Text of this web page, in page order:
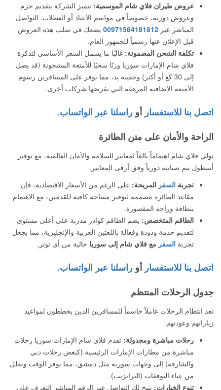
عروض طيران فلاي شام الموسمية: تتميز الشركة بتقديم حزم
وعروض دورية، خصوصاً في مواسم الأعياد أو العطلات. التواصل
المباشر عبر 00971564181812 يضعك في صلب هذه العروض
قبل الإعلان عنها رسمياً للجمهور العام.
تكلفة الشحن المضمونة: غالبًا ما يشمل السعر الأساسي لتذكرة
فلاي شام الإمارات سوريا وزنًا سخيًا للأمتعة المشحونة (قد يصل
إلى 30 كغ أو أكثر) وحقيبة يد، مما يوفر على المسافرين رسوم
الأمتعة الإضافية المرهقة التي تفرضها شركات أخرى.
اتصل بنا للاستفسار أو راسلنا عبر الواتساب.
الراحة والأمان على متن الطائرة
تولي فلاي شام اهتماماً بالغاً لمعايير السلامة والأمان العالمية، مع توفير
أسطول يتم صيانته دورياً وفق أرقى المعايير.
تجربة السفر المريحة: على الرغم من الأسعار الاقتصادية، فإن
مقاعد الطائرة مصممة لتوفير مساحة كافية للقدمين، مع الاهتمام
بنظافة وراحة المقصورة.
الطاقم المتخصص: يضم الطاقم كوادر مدربة على أعلى مستوى
لتقديم خدمة ودودة وفعالة باللغتين العربية والإنجليزية، مما يجعل
تجربة السفر مع فلاي شام إلى سوريا خالية من أي توتر.
اتصل بنا للاستفسار أو راسلنا عبر الواتساب.
جدول الرحلات المنتظم
تعد انتظام الرحلات عاملاً حاسماً للمسافرين الذين يخططون لمواعيد
زياراتهم وعودتهم.
رحلات مباشرة ومجدولة: تقدم فلاي شام الإمارات سوريا رحلات
مباشرة من مطارات الإمارات الرئيسية (كبعض رحلات دبي
والشارقة) إلى وجهات سورية مثل دمشق، مما يوفر الوقت ويقلل
من عناء التوقفات (الترانزيت).
تنوع الخيارات: يتيح لك التواصل عبر الرقم المباشر التعرف على